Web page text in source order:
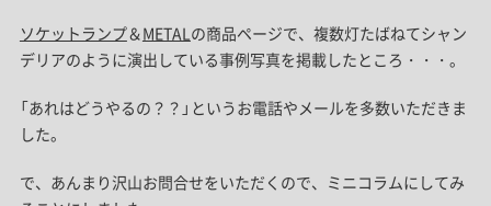
ソケットランプ＆METAL の商品ページで、複数灯たばねてシャン
デリアのように演出している事例写真を掲載したところ・・・。
「あれはどうやるの？？」というお電話やメールを多数いただきま
した。
で、あんまり沢山お問合せをいただくので、ミニコラムにしてみ